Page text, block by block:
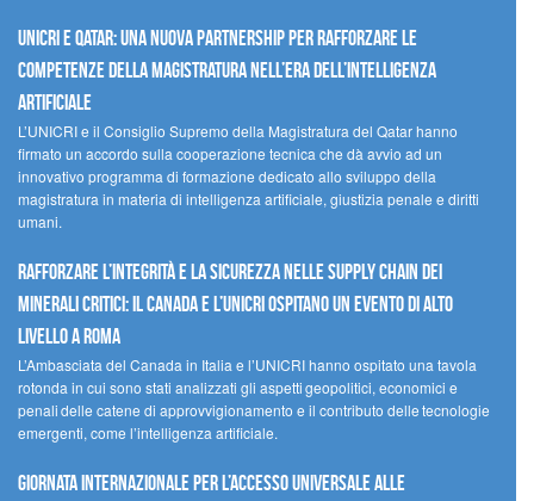
UNICRI e Qatar: una nuova partnership per rafforzare le
competenze della magistratura nell’era dell’intelligenza
artificiale
L’UNICRI e il Consiglio Supremo della Magistratura del Qatar hanno
firmato un accordo sulla cooperazione tecnica che dà avvio ad un
innovativo programma di formazione dedicato allo sviluppo della
magistratura in materia di intelligenza artificiale, giustizia penale e diritti
umani.
Rafforzare l’integrità e la sicurezza nelle supply chain dei
minerali critici: il Canada e l’UNICRI ospitano un evento di alto
livello a Roma
L’Ambasciata del Canada in Italia e l’UNICRI hanno ospitato una tavola
rotonda in cui sono stati analizzati gli aspetti geopolitici, economici e
penali delle catene di approvvigionamento e il contributo delle tecnologie
emergenti, come l’intelligenza artificiale.
Giornata internazionale per l’accesso universale alle